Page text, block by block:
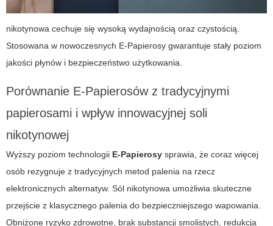
nikotynowa cechuje się wysoką wydajnością oraz czystością.
Stosowana w nowoczesnych E-Papierosy gwarantuje stały poziom
jakości płynów i bezpieczeństwo użytkowania.
Porównanie E-Papierosów z tradycyjnymi
papierosami i wpływ innowacyjnej soli
nikotynowej
Wyższy poziom technologii E-Papierosy sprawia, że coraz więcej
osób rezygnuje z tradycyjnych metod palenia na rzecz
elektronicznych alternatyw. Sól nikotynowa umożliwia skuteczne
przejście z klasycznego palenia do bezpieczniejszego wapowania.
Obniżone ryzyko zdrowotne, brak substancji smolistych, redukcja